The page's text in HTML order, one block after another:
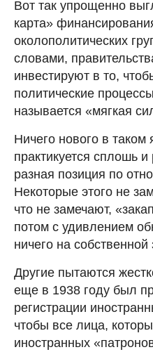
Вот так упрощенно
карта»
околополитических
словами,
инвестируют в то,
политические
называется «мягкая
Ничего нового в таком
практикуется сплошь
разная позиция по
Некоторые этого не
что не замечают,
потом с удивлением
ничего на
Другие пытаются
еще в 1938 году был
регистрации
чтобы все лица,
иностранных